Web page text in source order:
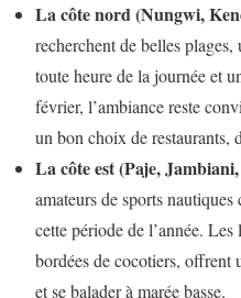
La côte nord (Nungwi,
recherchent de belles
toute heure de la journée et
février, l’ambiance reste
un bon choix de restaurants,
La côte est (Paje,
amateurs de sports
cette période de l’année.
bordées de cocotiers, offrent
et se balader à marée basse.